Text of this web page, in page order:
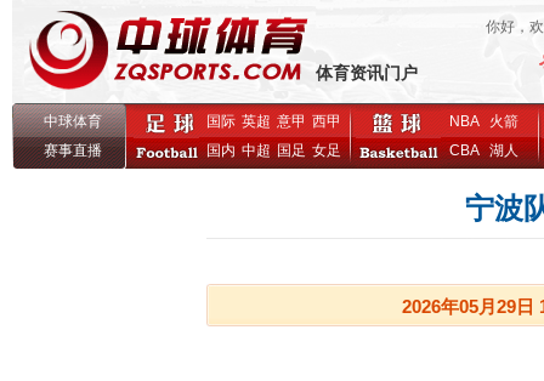
体育资讯门户
你好，
中球体育
赛事直播
国际 英超 意甲 西甲
国内 中超 国足 女足
NBA
火箭
CBA湖人
宁波
2026年05月29日